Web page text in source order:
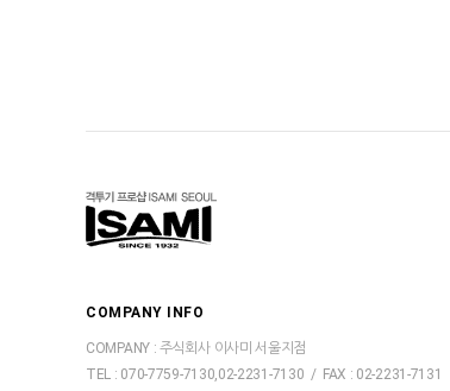
COMPANY INFO
COMPANY : 주식회사 이사미 서울지점
TEL : 070-7759-7130,02-2231-7130 / FAX : 02-2231-7131